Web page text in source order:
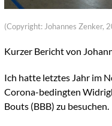
(Copyright: Johannes Zenker,
Kurzer Bericht von
Ich hatte letztes Jahr im
Corona-bedingten
Bouts (BBB) zu besuchen.